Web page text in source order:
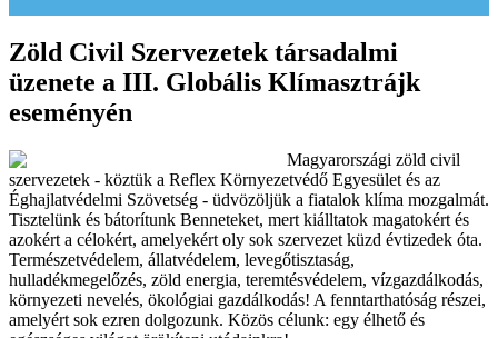
Zöld Civil Szervezetek társadalmi
üzenete a III. Globális Klímasztrájk
eseményén
Magyarországi zöld civil
szervezetek - köztük a Reflex Környezetvédő Egyesület és az
Éghajlatvédelmi Szövetség - üdvözöljük a fiatalok klíma mozgalmát.
Tisztelünk és bátorítunk Benneteket, mert kiálltatok magatokért és
azokért a célokért, amelyekért oly sok szervezet küzd évtizedek óta.
Természetvédelem, állatvédelem, levegőtisztaság,
hulladékmegelőzés, zöld energia, teremtésvédelem, vízgazdálkodás,
környezeti nevelés, ökológiai gazdálkodás! A fenntarthatóság részei,
amelyért sok ezren dolgozunk. Közös célunk: egy élhető és